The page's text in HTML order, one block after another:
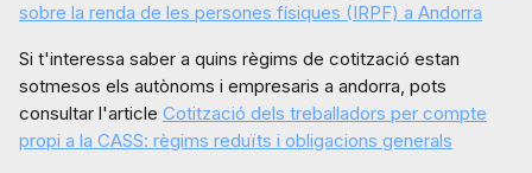
sobre la renda de les persones físiques (IRPF) a Andorra
Si t'interessa saber a quins règims de cotització estan
sotmesos els autònoms i empresaris a andorra, pots
consultar l'article Cotització dels treballadors per compte
propi a la CASS: règims reduïts i obligacions generals